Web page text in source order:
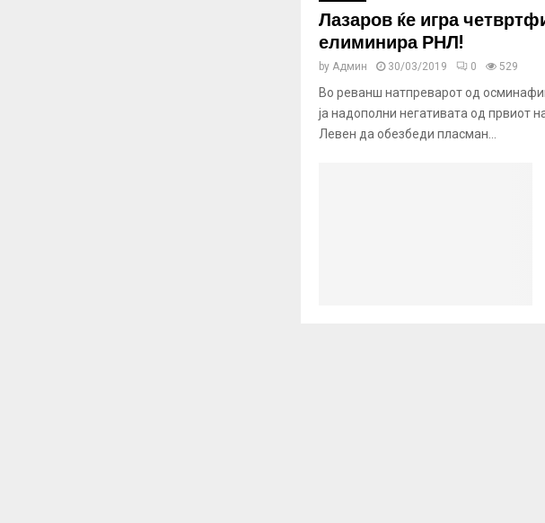
Лазаров ќе игра
елиминира РНЛ!
by Админ 30/03/2019 0 529
Во реванш натпреварот од
ја надополни негативата од првиот
Левен да обезбеди пласман...